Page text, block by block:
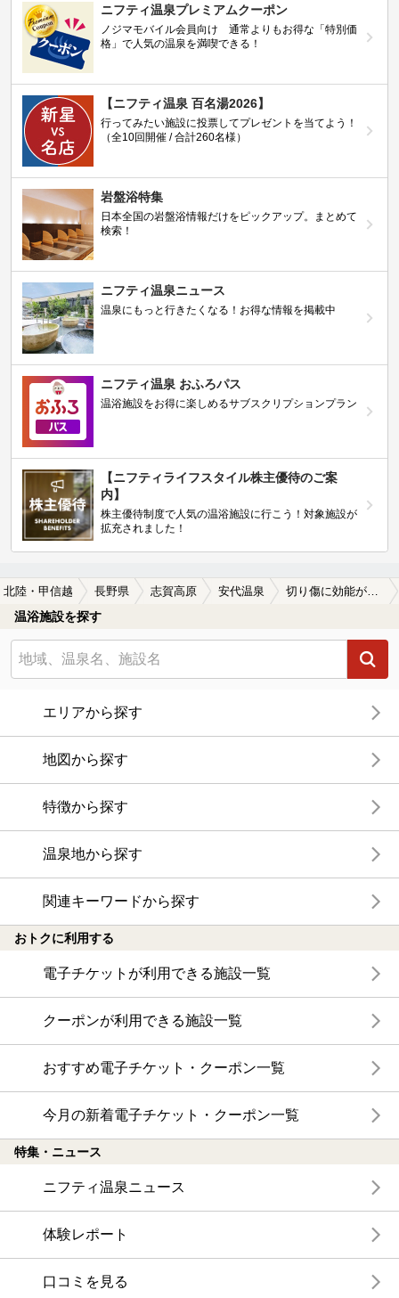
ニフティ温泉プレミアムクーポン
ノジマモバイル会員向け 通常よりもお得な「特別価
格」で人気の温泉を満喫できる！
【ニフティ温泉 百名湯2026】
行ってみたい施設に投票してプレゼントを当てよう！
（全10回開催 / 合計260名様）
岩盤浴特集
日本全国の岩盤浴情報だけをピックアップ。まとめて
検索！
ニフティ温泉ニュース
温泉にもっと行きたくなる！お得な情報を掲載中
ニフティ温泉 おふろパス
温浴施設をお得に楽しめるサブスクリプションプラン
【ニフティライフスタイル株主優待のご案
内】
株主優待制度で人気の温浴施設に行こう！対象施設が
拡充されました！
北陸・甲信越 長野県 志賀高原 安代温泉 切り傷に効能がある安代温泉の温泉、日帰り温泉、スーパー銭湯おすすめ
温浴施設を探す
エリアから探す
地図から探す
特徴から探す
温泉地から探す
関連キーワードから探す
おトクに利用する
電子チケットが利用できる施設一覧
クーポンが利用できる施設一覧
おすすめ電子チケット・クーポン一覧
今月の新着電子チケット・クーポン一覧
特集・ニュース
ニフティ温泉ニュース
体験レポート
口コミを見る